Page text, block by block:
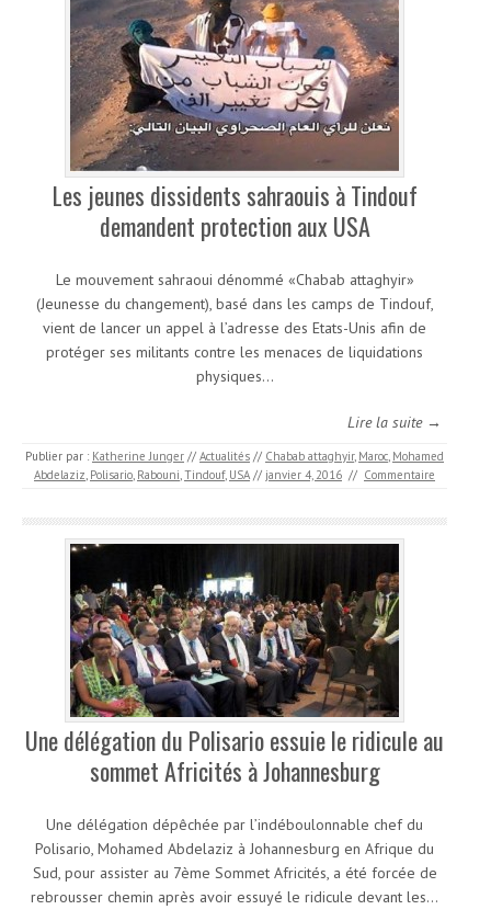
Les jeunes dissidents sahraouis à Tindouf
demandent protection aux USA
Le mouvement sahraoui dénommé «Chabab attaghyir»
(Jeunesse du changement), basé dans les camps de Tindouf,
vient de lancer un appel à l’adresse des Etats-Unis afin de
protéger ses militants contre les menaces de liquidations
physiques…
Lire la suite →
Publier par : Katherine Junger // Actualités // Chabab attaghyir, Maroc, Mohamed
Abdelaziz, Polisario, Rabouni,Tindouf, USA // janvier 4, 2016 // Commentaire
Une délégation du Polisario essuie le ridicule au
sommet Africités à Johannesburg
Une délégation dépêchée par l’indéboulonnable chef du
Polisario, Mohamed Abdelaziz à Johannesburg en Afrique du
Sud, pour assister au 7ème Sommet Africités, a été forcée de
rebrousser chemin après avoir essuyé le ridicule devant les…